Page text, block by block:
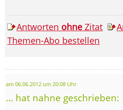
Antworten ohne Zitat
Themen-Abo bestellen
am 06.06.2012 um 20:08 Uhr
... hat nahne geschrieben: